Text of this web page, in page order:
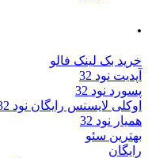
.
خرید بک لینک فالو
آپدیت نود 32
پسورد نود 32
اوکلی لایسنس رایگان نود 32
همیار نود 32
بهترین سئو
رایگان